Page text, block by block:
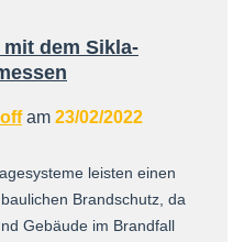
dem Sikla-
am 23/02/2022
leisten einen
Brandschutz, da
Gebäude im Brandfall